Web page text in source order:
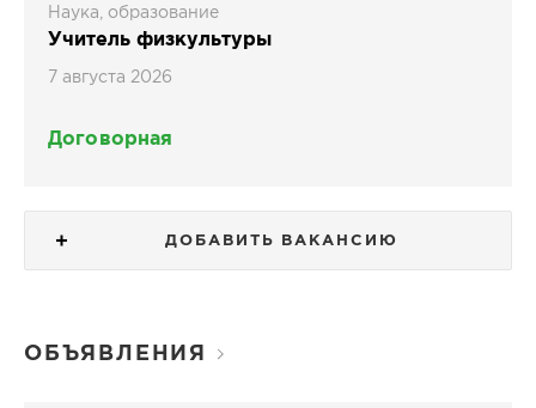
ДОБАВИТЬ ВАКАНСИЮ
Наука, образование
Учитель физкультуры
7 августа 2026
Договорная
ОБЪЯВЛЕНИЯ